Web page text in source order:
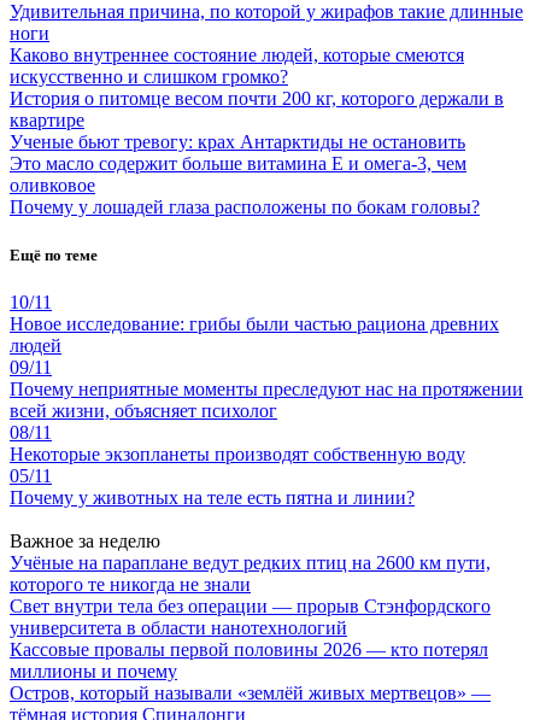
Удивительная причина, по которой у жирафов такие длинные
ноги
Каково внутреннее состояние людей, которые смеются
искусственно и слишком громко?
История о питомце весом почти 200 кг, которого держали в
квартире
Ученые бьют тревогу: крах Антарктиды не остановить
Это масло содержит больше витамина Е и омега-3, чем
оливковое
Почему у лошадей глаза расположены по бокам головы?
Ещё по теме
10/11
Новое исследование: грибы были частью рациона древних
людей
09/11
Почему неприятные моменты преследуют нас на протяжении
всей жизни, объясняет психолог
08/11
Некоторые экзопланеты производят собственную воду
05/11
Почему у животных на теле есть пятна и линии?
Важное за неделю
Учёные на параплане ведут редких птиц на 2600 км пути,
которого те никогда не знали
Свет внутри тела без операции — прорыв Стэнфордского
университета в области нанотехнологий
Кассовые провалы первой половины 2026 — кто потерял
миллионы и почему
Остров, который называли «землёй живых мертвецов» —
тёмная история Спиналонги